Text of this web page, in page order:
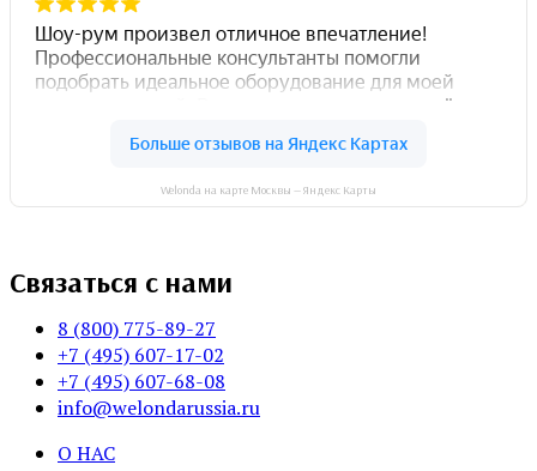
Welonda на карте Москвы — Яндекс Карты
Связаться с нами
8 (800) 775-89-27
+7 (495) 607-17-02
+7 (495) 607-68-08
info@welondarussia.ru
О НАС